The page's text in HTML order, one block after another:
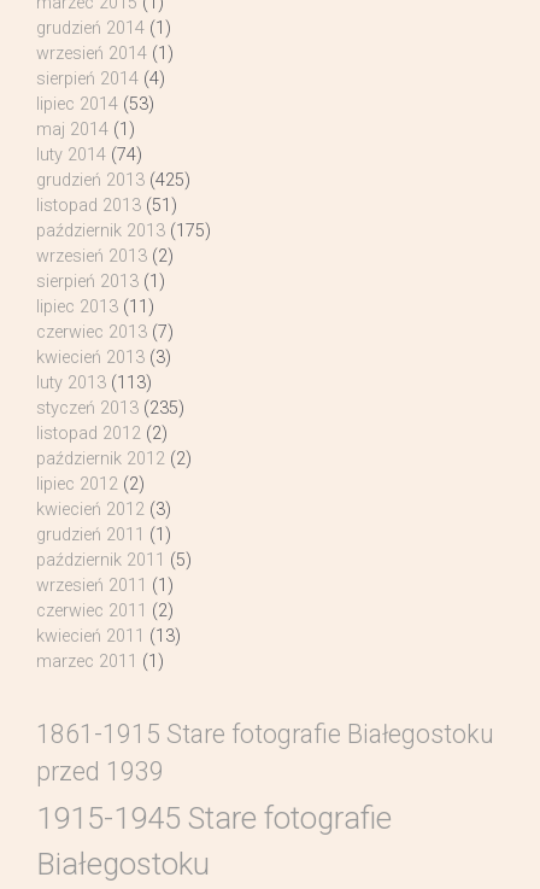
grudzień 2014 (1)
wrzesień 2014 (1)
sierpień 2014 (4)
lipiec 2014 (53)
maj 2014 (1)
luty 2014 (74)
grudzień 2013 (425)
listopad 2013 (51)
październik 2013 (175)
wrzesień 2013 (2)
sierpień 2013 (1)
lipiec 2013 (11)
czerwiec 2013 (7)
kwiecień 2013 (3)
luty 2013 (113)
styczeń 2013 (235)
listopad 2012 (2)
październik 2012 (2)
lipiec 2012 (2)
kwiecień 2012 (3)
grudzień 2011 (1)
październik 2011 (5)
wrzesień 2011 (1)
czerwiec 2011 (2)
kwiecień 2011 (13)
marzec 2011 (1)
1861-1915 Stare fotografie Białegostoku
przed 1939
1915-1945 Stare fotografie
Białegostoku